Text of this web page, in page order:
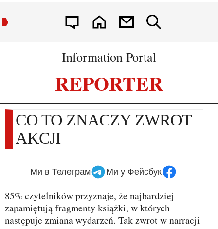
Information Portal
REPORTER
CO TO ZNACZY ZWROT
AKCJI
Ми в Телеграм Ми у Фейсбук
85% czytelników przyznaje, że najbardziej
zapamiętują fragmenty książki, w których
następuje zmiana wydarzeń. Tak zwrot w narracji